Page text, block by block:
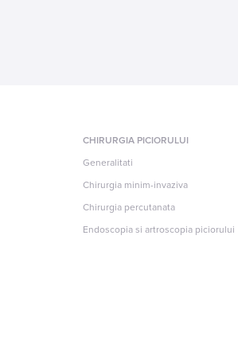
CHIRURGIA PICIORULUI
Generalitati
Chirurgia minim-invaziva
Chirurgia percutanata
Endoscopia si artroscopia piciorului